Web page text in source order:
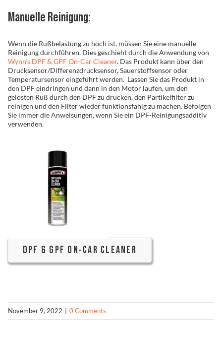
Manuelle Reinigung:
Wenn die Rußbelastung zu hoch ist, müssen Sie eine manuelle
Reinigung durchführen. Dies geschieht durch die Anwendung von
Wynn‘s DPF & GPF On-Car Cleaner. Das Produkt kann über den
Drucksensor/Differenzdrucksensor, Sauerstoffsensor oder
Temperatursensor eingeführt werden. Lassen Sie das Produkt in
den DPF eindringen und dann in den Motor laufen, um den
gelösten Ruß durch den DPF zu drücken, den Partikelfilter zu
reinigen und den Filter wieder funktionsfähig zu machen. Befolgen
Sie immer die Anweisungen, wenn Sie ein DPF-Reinigungsadditiv
verwenden.
DPF & GPF ON-CAR CLEANER
November 9, 2022 0 Comments